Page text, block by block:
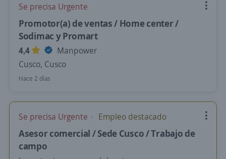
Se precisa Urgente
Promotor(a) de ventas / Home center /
Sodimac y Promart
4,4
Manpower
Cusco, Cusco
Hace 2 días
Se precisa Urgente Empleo destacado
Asesor comercial / Sede Cusco / Trabajo de
campo